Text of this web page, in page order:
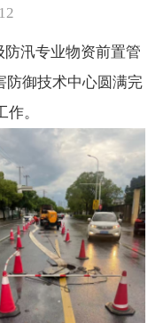
汛专业物资前置管
防御技术中心圆满完
。